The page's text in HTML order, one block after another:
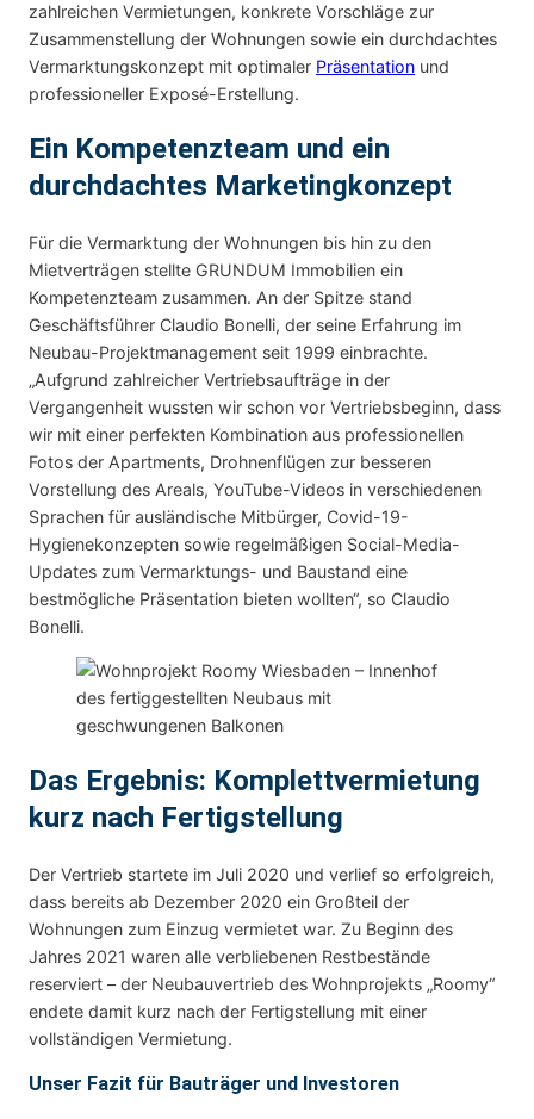
zahlreichen Vermietungen, konkrete Vorschläge zur
Zusammenstellung der Wohnungen sowie ein durchdachtes
Vermarktungskonzept mit optimaler Präsentation und
professioneller Exposé-Erstellung.
Ein Kompetenzteam und ein
durchdachtes Marketingkonzept
Für die Vermarktung der Wohnungen bis hin zu den
Mietverträgen stellte GRUNDUM Immobilien ein
Kompetenzteam zusammen. An der Spitze stand
Geschäftsführer Claudio Bonelli, der seine Erfahrung im
Neubau-Projektmanagement seit 1999 einbrachte.
„Aufgrund zahlreicher Vertriebsaufträge in der
Vergangenheit wussten wir schon vor Vertriebsbeginn, dass
wir mit einer perfekten Kombination aus professionellen
Fotos der Apartments, Drohnenflügen zur besseren
Vorstellung des Areals, YouTube-Videos in verschiedenen
Sprachen für ausländische Mitbürger, Covid-19-
Hygienekonzepten sowie regelmäßigen Social-Media-
Updates zum Vermarktungs- und Baustand eine
bestmögliche Präsentation bieten wollten“, so Claudio
Bonelli.
Das Ergebnis: Komplettvermietung
kurz nach Fertigstellung
Der Vertrieb startete im Juli 2020 und verlief so erfolgreich,
dass bereits ab Dezember 2020 ein Großteil der
Wohnungen zum Einzug vermietet war. Zu Beginn des
Jahres 2021 waren alle verbliebenen Restbestände
reserviert – der Neubauvertrieb des Wohnprojekts „Roomy“
endete damit kurz nach der Fertigstellung mit einer
vollständigen Vermietung.
Unser Fazit für Bauträger und Investoren